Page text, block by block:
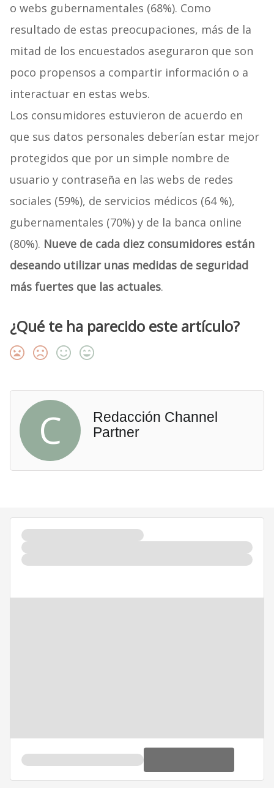
o webs gubernamentales (68%). Como
resultado de estas preocupaciones, más de la
mitad de los encuestados aseguraron que son
poco propensos a compartir información o a
interactuar en estas webs.
Los consumidores estuvieron de acuerdo en
que sus datos personales deberían estar mejor
protegidos que por un simple nombre de
usuario y contraseña en las webs de redes
sociales (59%), de servicios médicos (64 %),
gubernamentales (70%) y de la banca online
(80%). Nueve de cada diez consumidores están
deseando utilizar unas medidas de seguridad
más fuertes que las actuales.
¿Qué te ha parecido este artículo?
C
Redacción Channel
Partner